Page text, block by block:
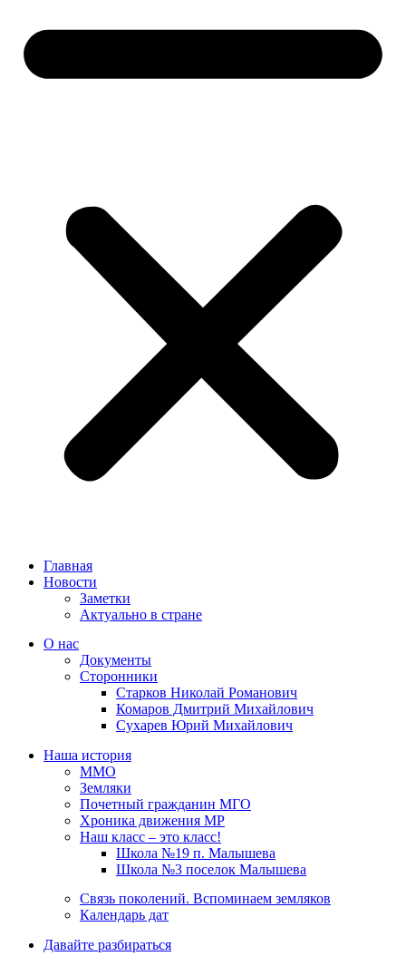
Главная
Новости
Заметки
Актуально в стране
О нас
Документы
Сторонники
Старков Николай Романович
Комаров Дмитрий Михайлович
Сухарев Юрий Михайлович
Наша история
ММО
Земляки
Почетный гражданин МГО
Хроника движения МР
Наш класс – это класс!
Школа №19 п. Малышева
Школа №3 поселок Малышева
Связь поколений. Вспоминаем земляков
Календарь дат
Давайте разбираться